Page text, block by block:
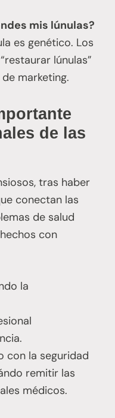
mis lúnulas?
es genético. Los
lúnulas”
marketing.
de las
tras haber
conectan las
de salud
con
la
con la seguridad
remitir las
médicos.